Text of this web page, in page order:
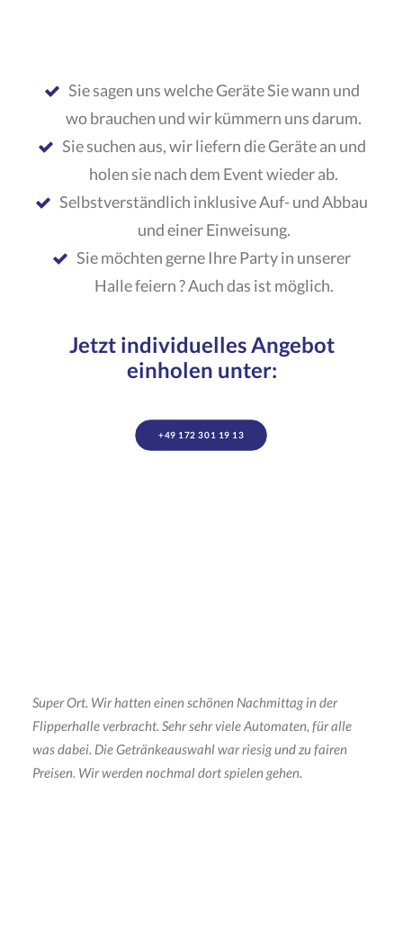
Sie sagen uns welche Geräte Sie wann und
wo brauchen und wir kümmern uns darum.
Sie suchen aus, wir liefern die Geräte an und
holen sie nach dem Event wieder ab.
Selbstverständlich inklusive Auf- und Abbau
und einer Einweisung.
Sie möchten gerne Ihre Party in unserer
Halle feiern ? Auch das ist möglich.
Jetzt individuelles Angebot
einholen unter:
+49 172 301 19 13
Super Ort. Wir hatten einen schönen Nachmittag in der
Flipperhalle verbracht. Sehr sehr viele Automaten, für alle
was dabei. Die Getränkeauswahl war riesig und zu fairen
Preisen. Wir werden nochmal dort spielen gehen.